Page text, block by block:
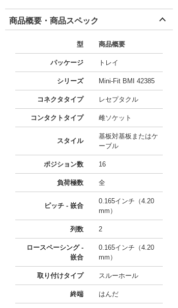
商品概要・商品スペック
型 商品概要
パッケージ トレイ
シリーズ Mini-Fit BMI 42385
コネクタタイプ レセプタクル
コンタクトタイプ 雌ソケット
スタイル
基板対基板またはケ
ーブル
ポジション数 16
負荷極数 全
ピッチ - 嵌合
0.165インチ（4.20
mm）
列数 2
ロースペーシング -
嵌合
0.165インチ（4.20
mm）
取り付けタイプ スルーホール
終端 はんだ